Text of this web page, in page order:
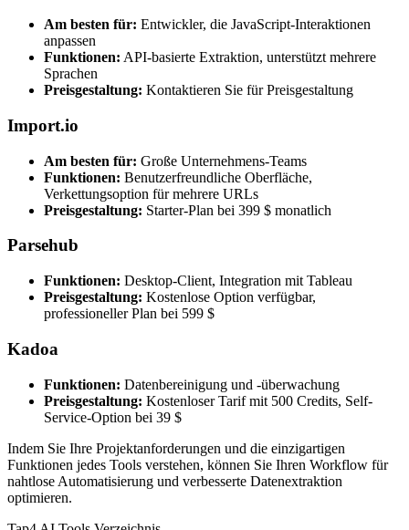
Am besten für: Entwickler, die JavaScript-Interaktionen
anpassen
Funktionen: API-basierte Extraktion, unterstützt mehrere
Sprachen
Preisgestaltung: Kontaktieren Sie für Preisgestaltung
Import.io
Am besten für: Große Unternehmens-Teams
Funktionen: Benutzerfreundliche Oberfläche,
Verkettungsoption für mehrere URLs
Preisgestaltung: Starter-Plan bei 399 $ monatlich
Parsehub
Funktionen: Desktop-Client, Integration mit Tableau
Preisgestaltung: Kostenlose Option verfügbar,
professioneller Plan bei 599 $
Kadoa
Funktionen: Datenbereinigung und -überwachung
Preisgestaltung: Kostenloser Tarif mit 500 Credits, Self-
Service-Option bei 39 $
Indem Sie Ihre Projektanforderungen und die einzigartigen
Funktionen jedes Tools verstehen, können Sie Ihren Workflow für
nahtlose Automatisierung und verbesserte Datenextraktion
optimieren.